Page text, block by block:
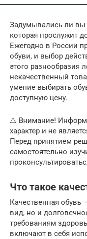
Задумывались ли вы
которая прослужит
Ежегодно в России
обуви, и выбор
этого разнообразия
некачественный
умение выбирать
доступную цену.
⚠️ Внимание!
характер и не
Перед принятием
самостоятельно
Что такое
Качественная обувь
вид, но и
требованиям
включают в себя